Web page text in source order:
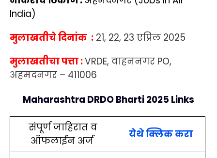
India)
मुलाखतीचे दिनांक : 21, 22, 23 एप्रिल 2025
मुलाखतीचा पत्ता :VRDE, वाहननगर PO,
अहमदनगर – 411006
Maharashtra DRDO Bharti 2025 Links
संपूर्ण जाहिरात व
ऑफलाईन अर्ज
येथे क्लिककरा